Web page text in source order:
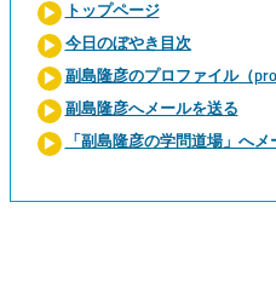
トップページ
今日のぼやき目次
副島隆彦のプロファイル（
副島隆彦へメールを送る
「副島隆彦の学問道場」へメ